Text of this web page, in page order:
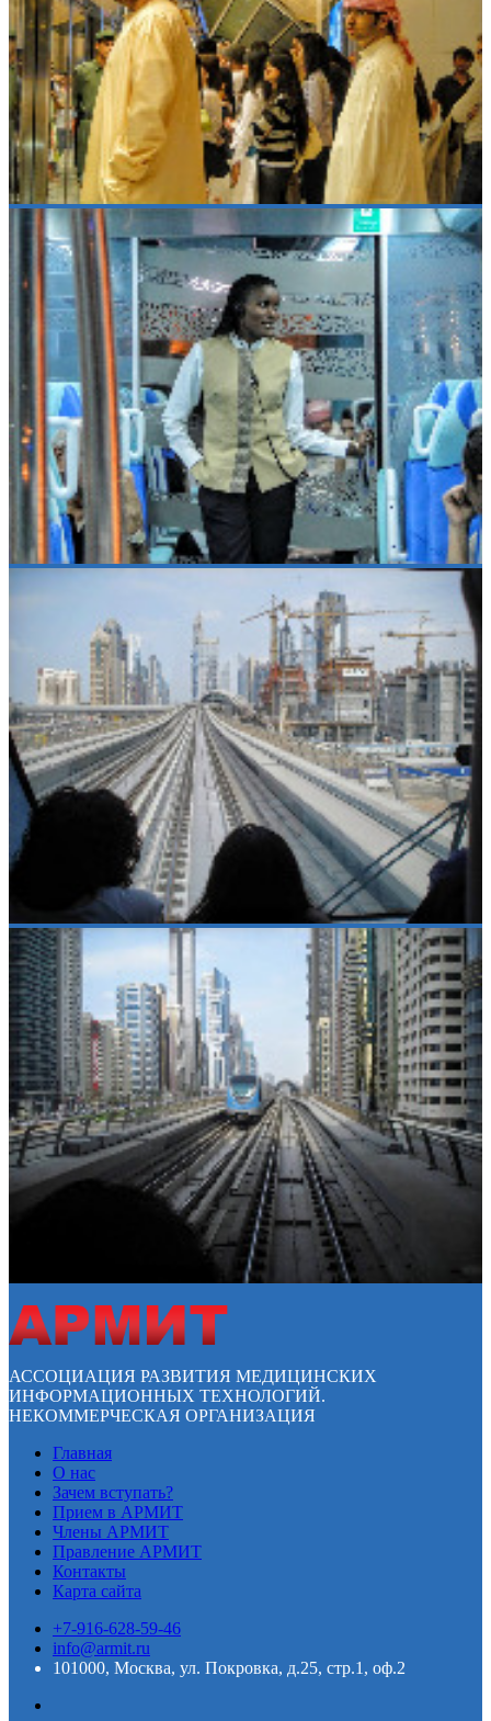
АССОЦИАЦИЯ РАЗВИТИЯ МЕДИЦИНСКИХ
ИНФОРМАЦИОННЫХ ТЕХНОЛОГИЙ.
НЕКОММЕРЧЕСКАЯ ОРГАНИЗАЦИЯ
Главная
О нас
Зачем вступать?
Прием в АРМИТ
Члены АРМИТ
Правление АРМИТ
Контакты
Карта сайта
+7-916-628-59-46
info@armit.ru
101000, Москва, ул. Покровка, д.25, стр.1, оф.2